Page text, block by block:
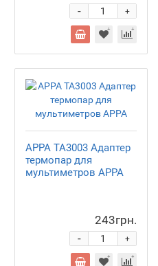
+
-
APPA TA3003 Адаптер
термопар для
мультиметров APPA
243грн.
+
-